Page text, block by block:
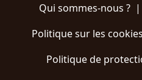
Qui sommes-nous ?|
Politique sur les
Politique de